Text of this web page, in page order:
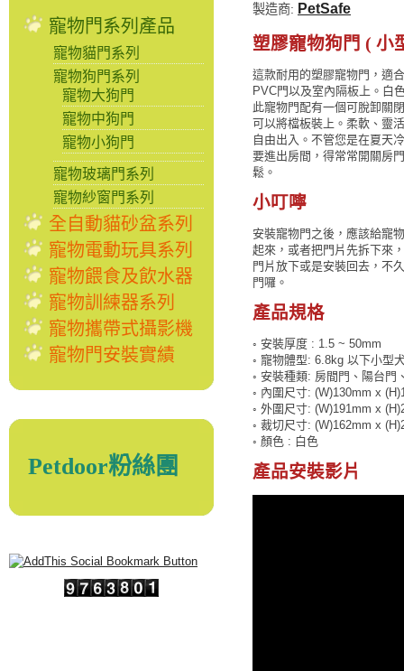
寵物門系列產品
寵物貓門系列
寵物狗門系列
寵物大狗門
寵物中狗門
寵物小狗門
寵物玻璃門系列
寵物紗窗門系列
全自動貓砂盆系列
寵物電動玩具系列
寵物餵食及飲水器
寵物訓練器系列
寵物攜帶式攝影機
寵物門安裝實績
Petdoor粉絲團
製造商: PetSafe
塑膠寵物狗門 ( 小
這款耐用的塑膠寵物門，適
PVC門以及室內隔板上。白
此寵物門配有一個可脫卸關
可以將檔板裝上。柔軟、靈
自由出入。不管您是在夏天
要進出房間，得常常開關房
鬆。
小叮嚀
安裝寵物門之後，應該給寵
起來，或者把門片先拆下來
門片放下或是安裝回去，不
門囉。
產品規格
◦ 安裝厚度 : 1.5 ~ 50mm
◦ 寵物體型: 6.8kg 以下小型
◦ 安裝種類: 房間門、陽台門
◦ 內圍尺寸: (W)130mm x
◦ 外圍尺寸: (W)191mm x
◦ 裁切尺寸: (W)162mm x
◦ 顏色 : 白色
產品安裝影片